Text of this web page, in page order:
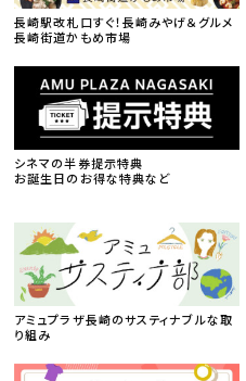
長崎駅改札口すぐ！長崎みやげ＆グルメ
長崎街道かもめ市場
シネマの半券提示特典
お誕生日のお得な特典など
アミュプラザ長崎のサスティナブルな取
り組み